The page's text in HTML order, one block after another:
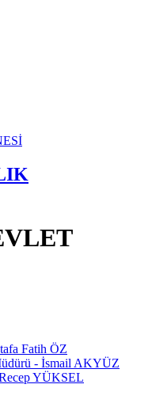
Fatih ÖZ
- İsmail AKYÜZ
Recep YÜKSEL